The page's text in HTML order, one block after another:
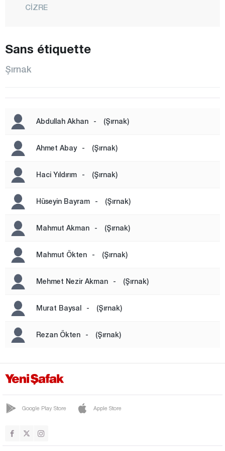
CİZRE
KUMÇATI
SİLOPİ
UZUNGEÇİT
Tekirdağ
Tokat
Tunceli
Van
Yalova
Yozgat
Zonguldak
Sans étiquette
Şırnak
Abdullah Akhan - (Şırnak)
Ahmet Abay - (Şırnak)
Haci Yıldırım - (Şırnak)
Hüseyin Bayram - (Şırnak)
Mahmut Akman - (Şırnak)
Mahmut Ökten - (Şırnak)
Mehmet Nezir Akman - (Şırnak)
Murat Baysal - (Şırnak)
Rezan Ökten - (Şırnak)
Google Play Store Apple Store